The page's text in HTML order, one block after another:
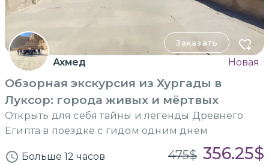
Заказать
Ахмед Новая
Обзорная экскурсия из Хургады в
Луксор: города живых и мёртвых
Открыть для себя тайны и легенды Древнего
Египта в поездке с гидом одним днем
Больше 12 часов 475$ 356.25$